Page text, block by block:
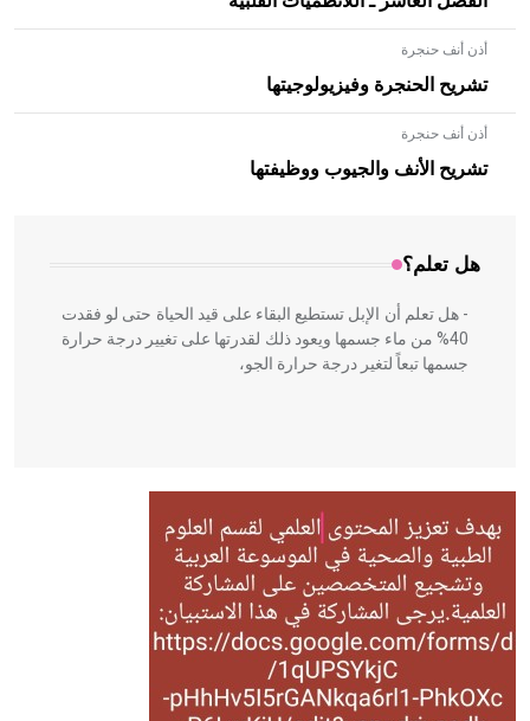
أذن أنف حنجرة
تشريح الحنجرة وفيزيولوجيتها
أذن أنف حنجرة
تشريح الأنف والجيوب ووظيفتها
هل تعلم؟
- هل تعلم أن الأبلق نوع من الفنون الهندسية التي ارتبطت
بالعمارة الإسلامية في بلاد الشام ومصر خاصة، حيث يحرص
المعمار على بناء مداميكه وخاصة في الواجهات
- هل تعلم أن الإبل تستطيع البقاء على قيد الحياة حتى لو فقدت
40% من ماء جسمها ويعود ذلك لقدرتها على تغيير درجة حرارة
جسمها تبعاً لتغير درجة حرارة الجو،
- هل تعلم أن أبقراط كتب في الطب أربعة مؤلفات هي:
الحكم، الأدلة، تنظيم التغذية، ورسالته في جروح الرأس. ويعود
له الفضل بأنه حرر الطب من الدين والفلسفة.
- هل تعلم أن المرجان إفراز حيواني يتكون في البحر ويتركب
من مادة كربونات الكلسيوم، وهو أحمر أو شديد الحمرة وهو